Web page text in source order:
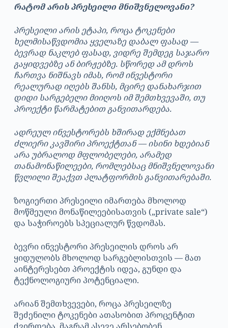
რატომ არის პრესეილი მნიშვნელოვანი?
პრესეილი არის ეტაპი, როცა ტოკენები
ხელმისაწვდომია ყველაზე დაბალ ფასად —
ბევრად ნაკლებ ფასად, ვიდრე შემდეგ საჯარო
გაყიდვებზე ან ბირჟებზე. სწორედ ამ დროს
ჩართვა ნიშნავს იმას, რომ ინვესტორი
რეალურად იღებს შანსს, მცირე დანახარჯით
დიდი სარგებელი მიიღოს იმ შემთხვევაში, თუ
პროექტი წარმატებით განვითარდება.
ადრეულ ინვესტორებს ხშირად ექმნებათ
ძლიერი კავშირი პროექტთან — ისინი ხდებიან
არა უბრალოდ მფლობელები, არამედ
თანამონაწილეები, რომლებსაც მნიშვნელოვანი
წვლილი შეაქვთ პლატფორმის განვითარებაში.
ზოგიერთი პრესეილი იმართება მხოლოდ
მოწმეული მონაწილეებისათვის („private sale“)
და საჭიროებს სპეციალურ წვდომას.
ბევრი ინვესტორი პრესეილის დროს არ
ყიდულობს მხოლოდ სარგებლისთვის — მათ
აინტერესებთ პროექტის იდეა, გუნდი და
ტექნოლოგიური პოტენციალი.
არიან შემთხვევები, როცა პრესეილზე
შეძენილი ტოკენები ათასობით პროცენტით